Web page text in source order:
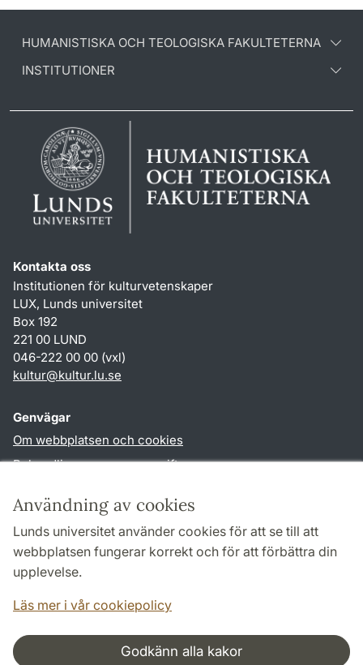
Användning av cookies
Lunds universitet använder cookies för att se till att
webbplatsen fungerar korrekt och för att förbättra din
upplevelse.
Läs mer i vår cookiepolicy
Godkänn alla kakor
HUMANISTISKA OCH TEOLOGISKA FAKULTETERNA
INSTITUTIONER
Kontakta oss
Institutionen för kulturvetenskaper
LUX, Lunds universitet
Box 192
221 00 LUND
046-222 00 00 (vxl)
kultur@kultur.lu.se
Genvägar
Om webbplatsen och cookies
Behandling av personuppgifter
TYPO3-login
Följ oss i sociala medier